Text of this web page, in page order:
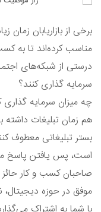
برخی از بازاریابان
مناسب کرده‌اند تا به
درستی از شبکه‌های
سرمایه گذاری کنند؟
چه میزان سرمایه
هم زمان تبلیغات داشته
بستر تبلیغاتی معطوف
است، پس یافتن پاسخ
صاحبان کسب و کار حائز
موفق در حوزه دیجیتال،